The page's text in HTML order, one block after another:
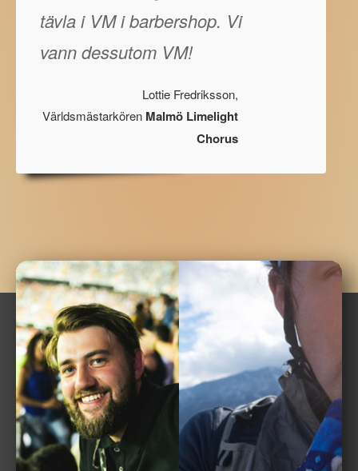
tävla i VM i barbershop. Vi
vann dessutom VM!
Lottie Fredriksson,
Världsmästarkören Malmö Limelight
Chorus